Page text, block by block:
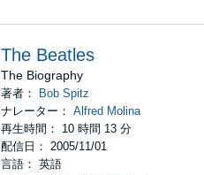
The Beatles
The Biography
著者：
Bob Spitz
ナレーター：Alfred Molina
再生時間： 10 時間 13 分
配信日： 2005/11/01
言語： 英語